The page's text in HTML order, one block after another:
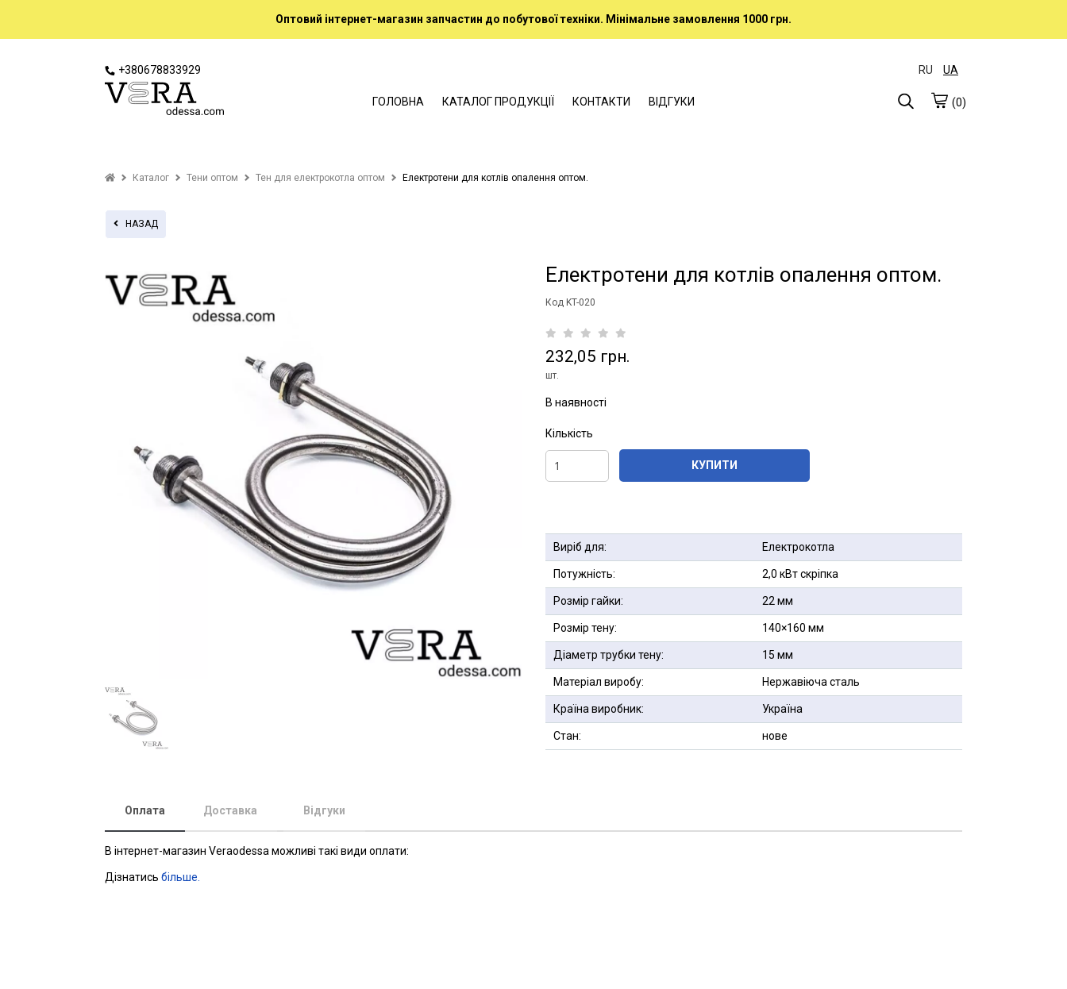
Оптовий інтернет-магазин запчастин до побутової техніки. Мінімальне замовлення 1000 грн.
+380678833929 RU UA
ГОЛОВНА КАТАЛОГ ПРОДУКЦІЇ КОНТАКТИ ВІДГУКИ (0)
Каталог Тени оптом Тен для електрокотла оптом Електротени для котлів опалення оптом.
НАЗАД
Електротени для котлів опалення оптом.
Код KT-020
232,05 грн.
шт.
В наявності
Кількість
КУПИТИ
Виріб для: Електрокотла
Потужність: 2,0 кВт скріпка
Розмір гайки: 22 мм
Розмір тену: 140×160 мм
Діаметр трубки тену: 15 мм
Матеріал виробу: Нержавіюча сталь
Країна виробник: Україна
Стан: нове
Оплата Доставка Відгуки
В інтернет-магазин Veraodessa можливі такі види оплати:
Дізнатись більше.